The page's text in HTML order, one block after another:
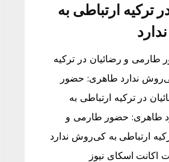
ترکیه ارتباطی به
و رضائیان در ترکیه
ندارد طاهری: حضور
در ترکیه ارتباطی به
طاهری: حضور طارمی و
ارتباطی به کی‌روش ندارد